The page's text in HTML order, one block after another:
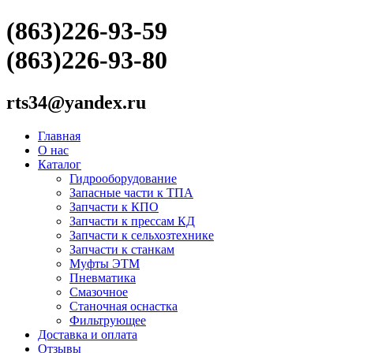
(863)226-93-59
(863)226-93-80
rts34@yandex.ru
Главная
О нас
Каталог
Гидрооборудование
Запасные части к ТПА
Запчасти к КПО
Запчасти к прессам КД
Запчасти к сельхозтехнике
Запчасти к станкам
Муфты ЭТМ
Пневматика
Смазочное
Станочная оснастка
Фильтрующее
Доставка и оплата
Отзывы